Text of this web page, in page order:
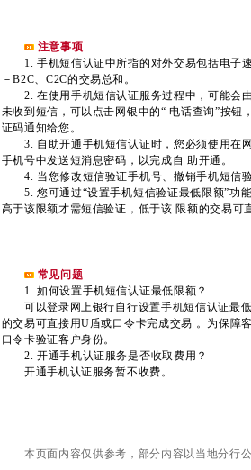
注意事项
1. 手机短信认证中所指的对外交易包括电子速
－B2C、C2C的交易总和。
2. 在使用手机短信认证服务过程中，可能会由
未收到短信，可以点击网银中的“ 电话查询”按
证码通知给您。
3. 自助开通手机短信认证时，您必须使用在网
手机号中发送短消息密码，以完成自 助开通。
4. 当您修改短信验证手机号、撤销手机短信验
5. 您可通过“设置手机短信验证最低限额”功能
高于该限额才需短信验证，低于该 限额的交易可
常见问题
1. 如何设置手机短信认证最低限额？
可以登录网上银行自行设置手机短信认证最低
的交易可直接用U盾或口令卡完成交易 。为保障
口令卡验证客户身份。
2. 开通手机认证服务是否收取费用？
开通手机认证服务暂不收费。
本页面内容仅供参考，部分内容以当地分行